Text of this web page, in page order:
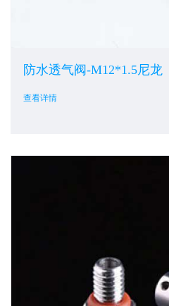
防水透气阀-M12*1.5尼龙
查看详情